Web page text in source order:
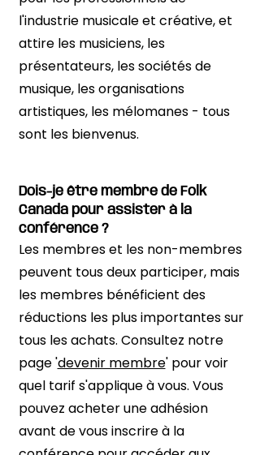
l'industrie musicale et créative, et
attire les musiciens, les
présentateurs, les sociétés de
musique, les organisations
artistiques, les mélomanes - tous
sont les bienvenus.
Dois-je être membre de Folk
Canada pour assister à la
conférence ?
Les membres et les non-membres
peuvent tous deux participer, mais
les membres bénéficient des
réductions les plus importantes sur
tous les achats. Consultez notre
page 'devenir membre' pour voir
quel tarif s'applique à vous. Vous
pouvez acheter une adhésion
avant de vous inscrire à la